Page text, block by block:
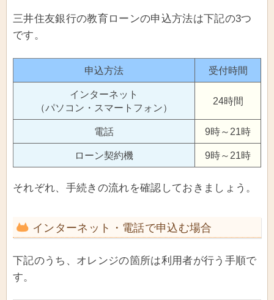
三井住友銀行の教育ローンの申込方法は下記の3つ
です。
申込方法 受付時間
インターネット
（パソコン・スマートフォン）
24時間
電話 9時～21時
ローン契約機 9時～21時
それぞれ、手続きの流れを確認しておきましょう。
インターネット・電話で申込む場合
下記のうち、オレンジの箇所は利用者が行う手順で
す。